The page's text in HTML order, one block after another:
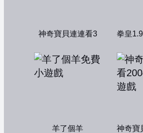
神奇寶貝連連看3
羊了個羊